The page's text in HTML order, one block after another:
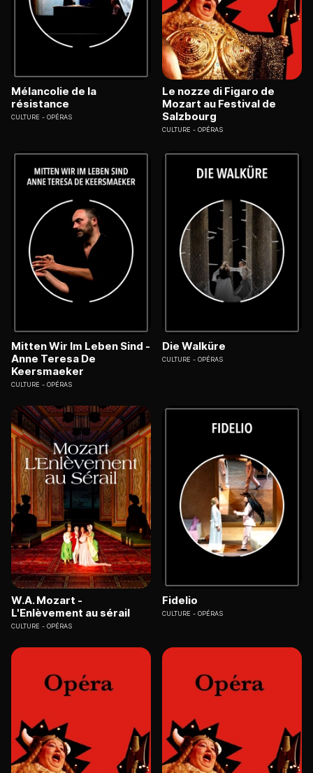
Mélancolie de la
résistance
CULTURE OPÉRAS
Le nozze di Figaro de
Mozart au Festival de
Salzbourg
CULTURE OPÉRAS
Mitten Wir Im Leben Sind -
Anne Teresa De
Keersmaeker
CULTURE OPÉRAS
Die Walküre
CULTURE OPÉRAS
W.A. Mozart -
L'Enlèvement au sérail
CULTURE OPÉRAS
Fidelio
CULTURE OPÉRAS